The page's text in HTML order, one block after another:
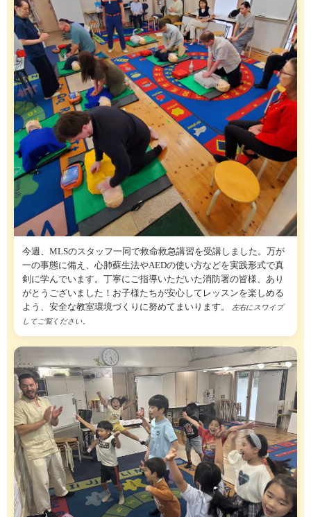
今週、MLSのスタッフ一同で救命救急講習を受講しました。万が
一の事態に備え、心肺蘇生法やAEDの使い方などを実践形式で真
剣に学んでいます。丁寧にご指導いただいた消防署の皆様、あり
がとうございました！お子様たちが安心してレッスンを楽しめる
よう、安全な教室環境づくりに努めてまいります。
左右にスワイプ
してご覧ください。